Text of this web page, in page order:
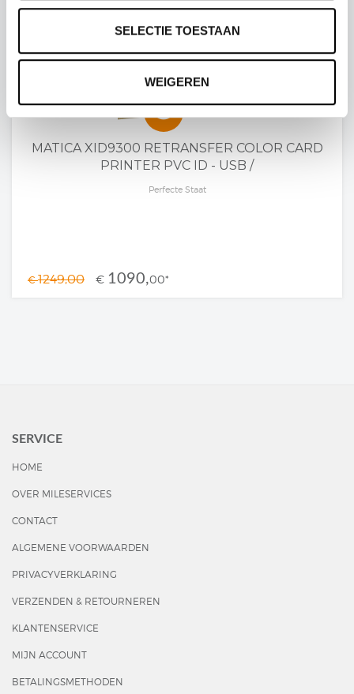
SELECTIE TOESTAAN
WEIGEREN
visibility
MATICA XID9300 RETRANSFER COLOR CARD
PRINTER PVC ID - USB /
Perfecte Staat
€1249,00 € 1090,00*
SERVICE
HOME
OVER MILESERVICES
CONTACT
ALGEMENE VOORWAARDEN
PRIVACYVERKLARING
VERZENDEN & RETOURNEREN
KLANTENSERVICE
MIJN ACCOUNT
BETALINGSMETHODEN